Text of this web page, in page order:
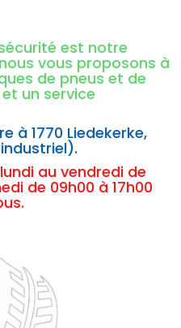
sécurité est notre
vous proposons à
de pneus et de
un service
à 1770 Liedekerke,
au vendredi de
de 09h00 à 17h00